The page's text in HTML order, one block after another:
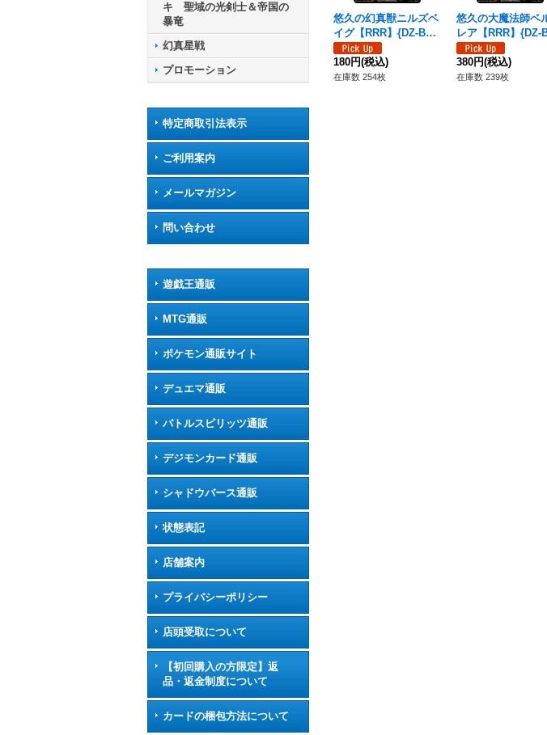
キ 聖域の光剣士＆帝国の
暴竜
幻真星戦
プロモーション
特定商取引法表示
ご利用案内
メールマガジン
問い合わせ
遊戯王通販
MTG通販
ポケモン通販サイト
デュエマ通販
バトルスピリッツ通販
デジモンカード通販
シャドウバース通販
状態表記
店舗案内
プライバシーポリシー
店頭受取について
【初回購入の方限定】返
品・返金制度について
カードの梱包方法について
悠久の幻真獣ニルズベ
イグ【RRR】{DZ-BT1
3/016}《ストイケイ
ア》
180円(税込)
在庫数 254枚
悠久の大魔法師ベ
レア【RRR】{DZ-
3/014}《ストイケイ
ア》
380円(税込)
在庫数 239枚